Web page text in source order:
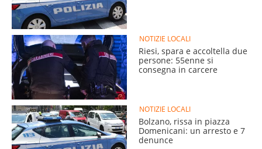
NOTIZIE LOCALI
Riesi, spara e accoltella due
persone: 55enne si
consegna in carcere
NOTIZIE LOCALI
Bolzano, rissa in piazza
Domenicani: un arresto e 7
denunce